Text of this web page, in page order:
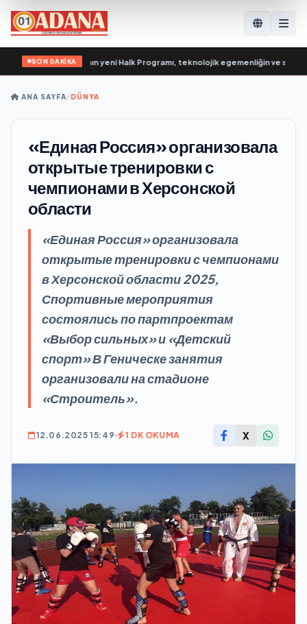
SON DAKİKA
Birleşik Rusya’nın yeni Halk Programı, teknolojik egemenliğin ve
ANA SAYFA/DÜNYA
«Единая Россия» организовала
открытые тренировки с
чемпионами в Херсонской
области
«Единая Россия» организовала
открытые тренировки с чемпионами
в Херсонской области 2025,
Спортивные мероприятия
состоялись по партпроектам
«Выбор сильных» и «Детский
спорт» В Геническе занятия
организовали на стадионе
«Строитель».
12.06.2025 15:49 1 DK OKUMA X